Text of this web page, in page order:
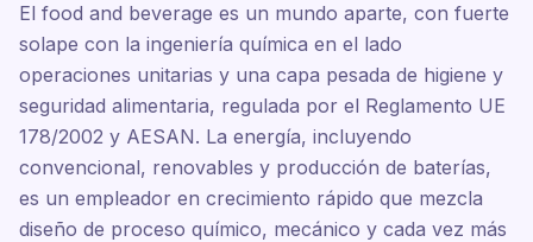
El food and beverage es un mundo aparte, con fuerte
solape con la ingeniería química en el lado
operaciones unitarias y una capa pesada de higiene y
seguridad alimentaria, regulada por el Reglamento UE
178/2002 y AESAN. La energía, incluyendo
convencional, renovables y producción de baterías,
es un empleador en crecimiento rápido que mezcla
diseño de proceso químico, mecánico y cada vez más